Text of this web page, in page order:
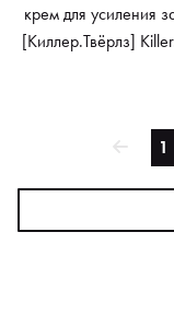
крем для усиления
[Киллер.Твёрлз]
1